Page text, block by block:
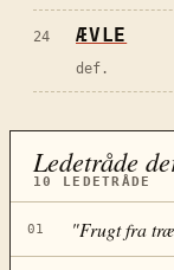
24 ÆVLE
def.
Ledetråde
10 LEDETRÅDE
01 "Frugt fra træ